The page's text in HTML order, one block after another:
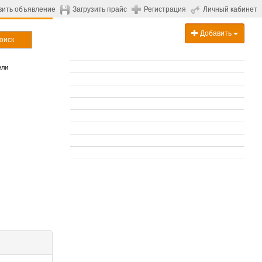
объявление Загрузить прайс Регистрация Личный кабинет
Добавить